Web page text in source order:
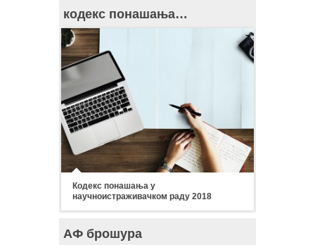
кодекс понашања…
Кодекс понашања у
научноистраживачком раду 2018
АФ брошура